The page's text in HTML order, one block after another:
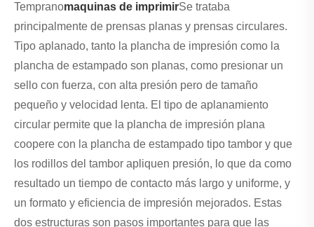
Tempranomaquinas de imprimirSe trataba
principalmente de prensas planas y prensas circulares.
Tipo aplanado, tanto la plancha de impresión como la
plancha de estampado son planas, como presionar un
sello con fuerza, con alta presión pero de tamaño
pequeño y velocidad lenta. El tipo de aplanamiento
circular permite que la plancha de impresión plana
coopere con la plancha de estampado tipo tambor y que
los rodillos del tambor apliquen presión, lo que da como
resultado un tiempo de contacto más largo y uniforme, y
un formato y eficiencia de impresión mejorados. Estas
dos estructuras son pasos importantes para que las